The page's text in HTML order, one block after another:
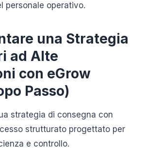
personale operativo.
una Strategia
ad Alte
con eGrow
Passo)
strategia di consegna con
strutturato progettato per
e controllo.